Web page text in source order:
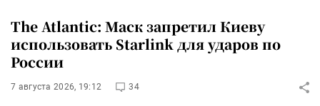
The Atlantic: Маск запретил Киеву
использовать Starlink для ударов по
России
7 августа 2026, 19:12 34